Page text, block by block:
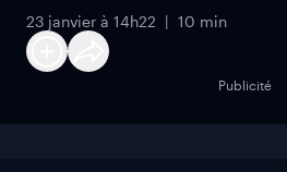
23 janvier à 14h22 10 min
Publicité